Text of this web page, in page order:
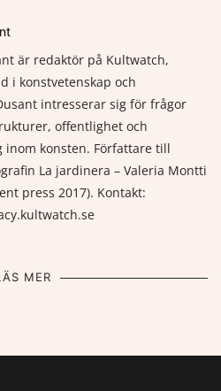
är redaktör på Kultwatch,
i konstvetenskap och
intresserar sig för frågor
offentlighet och
inom konsten. Författare till
La jardinera – Valeria Montti
press 2017). Kontakt:
MER